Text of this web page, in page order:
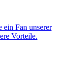
ein Fan unserer
Vorteile.